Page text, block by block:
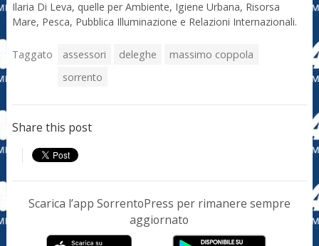
Ilaria Di Leva, quelle per Ambiente, Igiene Urbana, Risorsa
Mare, Pesca, Pubblica Illuminazione e Relazioni Internazionali.
Taggato assessori deleghe
massimo coppola
sorrento
Share this post
Scarica l’app SorrentoPress per rimanere sempre
aggiornato